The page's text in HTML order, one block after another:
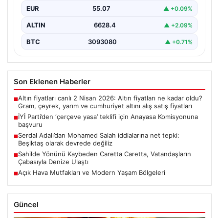
EUR 55.07 ▲ +0.09%
ALTIN 6628.4 ▲ +2.09%
BTC 3093080 ▲ +0.71%
Son Eklenen Haberler
■Altın fiyatları canlı 2 Nisan 2026: Altın fiyatları ne kadar oldu?
Gram, çeyrek, yarım ve cumhuriyet altını alış satış fiyatları
■İYİ Parti’den ‘çerçeve yasa’ teklifi için Anayasa Komisyonuna
başvuru
■Serdal Adalı’dan Mohamed Salah iddialarına net tepki:
Beşiktaş olarak devrede değiliz
■Sahilde Yönünü Kaybeden Caretta Caretta, Vatandaşların
Çabasıyla Denize Ulaştı
■Açık Hava Mutfakları ve Modern Yaşam Bölgeleri
Güncel